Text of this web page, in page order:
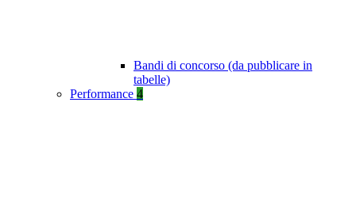
Bandi di concorso (da pubblicare in
tabelle)
Performance 4